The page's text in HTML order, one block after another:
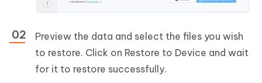
Preview the data and select the files you wish
to restore. Click on Restore to Device and wait
for it to restore successfully.